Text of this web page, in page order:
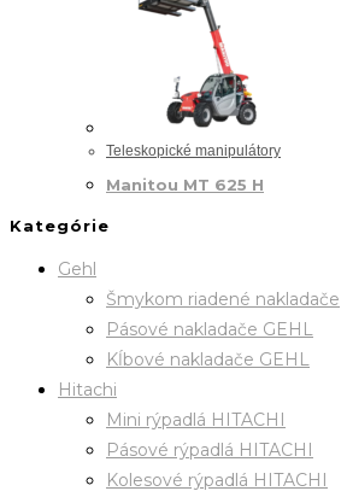
Teleskopické manipulátory
Manitou MT 625 H
Kategórie
Gehl
Šmykom riadené nakladače
Pásové nakladače GEHL
Kĺbové nakladače GEHL
Hitachi
Mini rýpadlá HITACHI
Pásové rýpadlá HITACHI
Kolesové rýpadlá HITACHI